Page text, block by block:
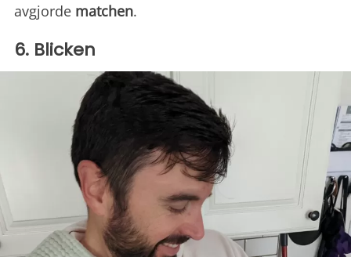
avgjorde matchen.
6. Blicken